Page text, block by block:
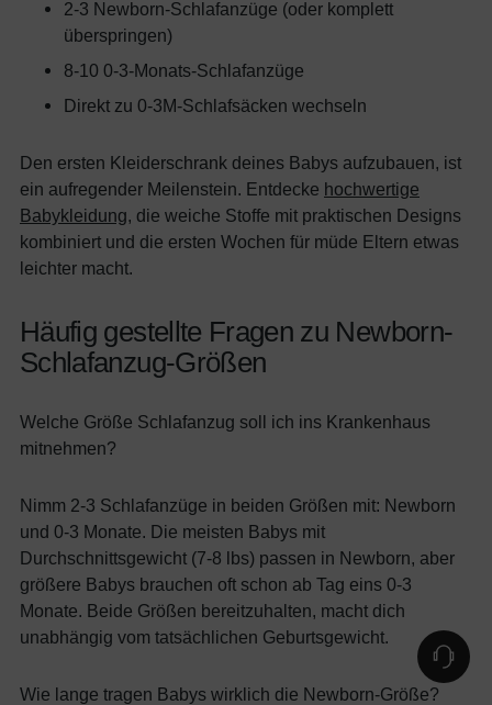
2-3 Newborn-Schlafanzüge (oder komplett
überspringen)
8-10 0-3-Monats-Schlafanzüge
Direkt zu 0-3M-Schlafsäcken wechseln
Den ersten Kleiderschrank deines Babys aufzubauen, ist
ein aufregender Meilenstein. Entdecke hochwertige
Babykleidung, die weiche Stoffe mit praktischen Designs
kombiniert und die ersten Wochen für müde Eltern etwas
leichter macht.
Häufig gestellte Fragen zu Newborn-
Schlafanzug-Größen
Welche Größe Schlafanzug soll ich ins Krankenhaus
mitnehmen?
Nimm 2-3 Schlafanzüge in beiden Größen mit: Newborn
und 0-3 Monate. Die meisten Babys mit
Durchschnittsgewicht (7-8 lbs) passen in Newborn, aber
größere Babys brauchen oft schon ab Tag eins 0-3
Monate. Beide Größen bereitzuhalten, macht dich
unabhängig vom tatsächlichen Geburtsgewicht.
Wie lange tragen Babys wirklich die Newborn-Größe?